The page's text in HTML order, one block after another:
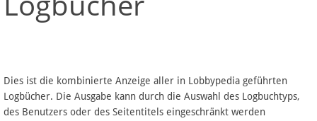
Über Lobbypedia
Artikel nach Kategorien
FAQ
Dies ist die kombinierte Anzeige aller in Lobbypedia geführten
Logbücher. Die Ausgabe kann durch die Auswahl des Logbuchtyps,
des Benutzers oder des Seitentitels eingeschränkt werden